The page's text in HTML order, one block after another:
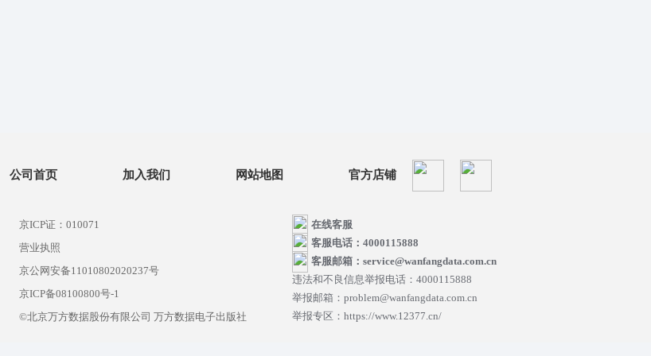
公司首页 加入我们 网站地图 官方店铺
京ICP证：010071
营业执照
京公网安备11010802020237号
京ICP备08100800号-1
©北京万方数据股份有限公司 万方数据电子出版社
在线客服
客服电话：4000115888
客服邮箱：service@wanfangdata.com.cn
违法和不良信息举报电话：4000115888
举报邮箱：problem@wanfangdata.com.cn
举报专区：https://www.12377.cn/